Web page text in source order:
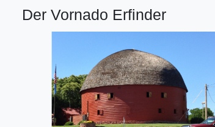
Der Vornado Erfinder